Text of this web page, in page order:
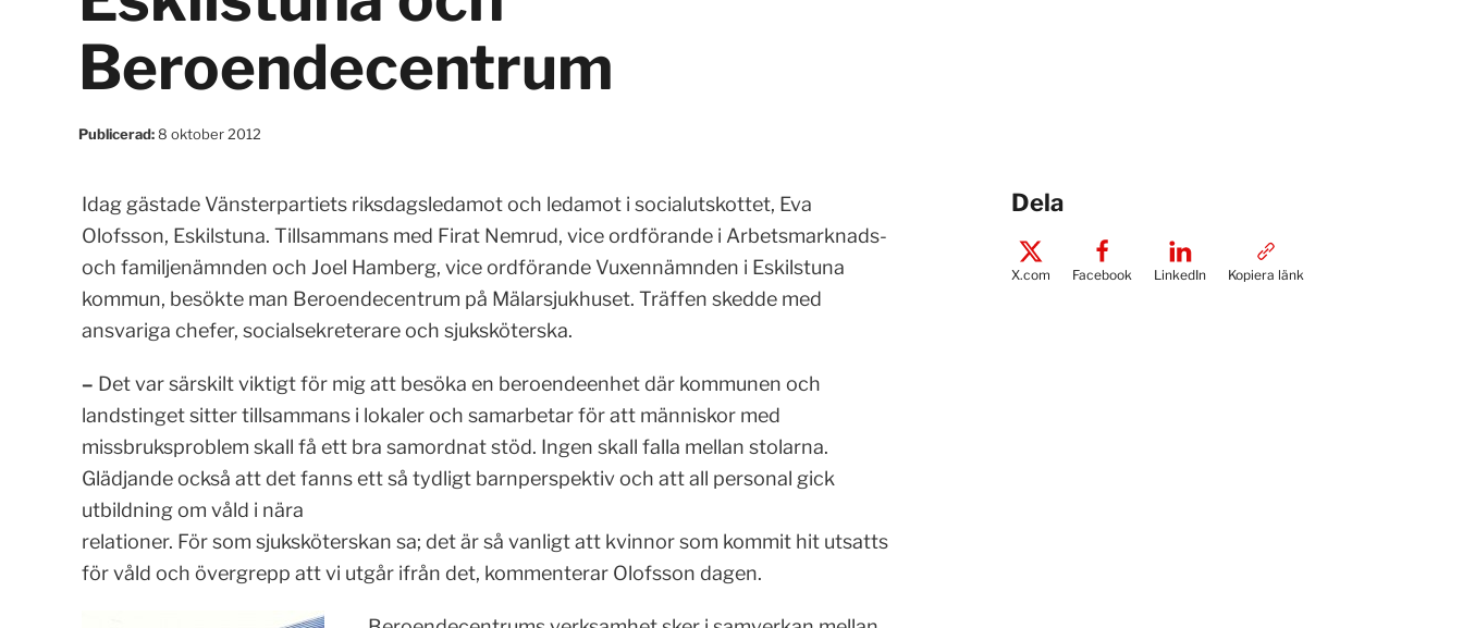
Beroendecentrum
Publicerad:8 oktober 2012
Idag gästade Vänsterpartiets riksdagsledamot och ledamot i socialutskottet, Eva
Olofsson, Eskilstuna. Tillsammans med Firat Nemrud, vice ordförande i Arbetsmarknads-
och familjenämnden och Joel Hamberg, vice ordförande Vuxennämnden i Eskilstuna
kommun, besökte man Beroendecentrum på Mälarsjukhuset. Träffen skedde med
ansvariga chefer, socialsekreterare och sjuksköterska.
– Det var särskilt viktigt för mig att besöka en beroendeenhet där kommunen och
landstinget sitter tillsammans i lokaler och samarbetar för att människor med
missbruksproblem skall få ett bra samordnat stöd. Ingen skall falla mellan stolarna.
Glädjande också att det fanns ett så tydligt barnperspektiv och att all personal gick
utbildning om våld i nära
relationer. För som sjuksköterskan sa; det är så vanligt att kvinnor som kommit hit utsatts
för våld och övergrepp att vi utgår ifrån det, kommenterar Olofsson dagen.
Dela
X.com Facebook LinkedIn Kopiera länk